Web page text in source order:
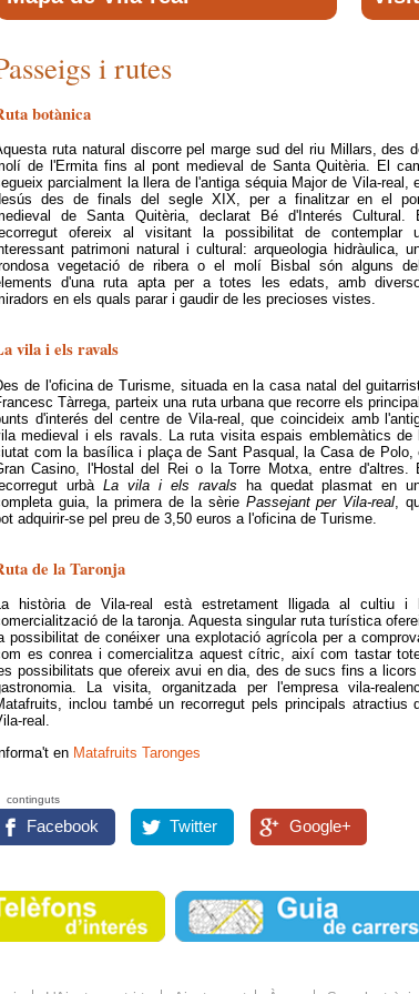
i rutes
botànica
ruta natural discorre pel marge sud del riu Millars, des
de l'Ermita fins al pont medieval de Santa Quitèria. El
parcialment la llera de l'antiga séquia Major de Vila-real,
des de finals del segle XIX, per a finalitzar en el
de Santa Quitèria, declarat Bé d'Interés Cultural.
ofereix al visitant la possibilitat de contemplar
patrimoni natural i cultural: arqueologia hidràulica,
vegetació de ribera o el molí Bisbal són alguns
d'una ruta apta per a totes les edats, amb
en els quals parar i gaudir de les precioses vistes.
vila i els ravals
de l'oficina de Turisme, situada en la casa natal del
Tàrrega, parteix una ruta urbana que recorre els
d'interés del centre de Vila-real, que coincideix amb
medieval i els ravals. La ruta visita espais emblemàtics de
com la basílica i plaça de Sant Pasqual, la Casa de Polo,
Casino, l'Hostal del Rei o la Torre Motxa, entre d'altres.
urbà La vila i els ravals ha quedat plasmat en
guia, la primera de la sèrie Passejant per Vila-real ,
adquirir-se pel preu de 3,50 euros a l'oficina de Turisme.
de la Taronja
història de Vila-real està estretament lligada al cultiu i
de la taronja. Aquesta singular ruta turística
possibilitat de conéixer una explotació agrícola per a
es conrea i comercialitza aquest cítric, així com tastar
possibilitats que ofereix avui en dia, des de sucs fins a
La visita, organitzada per l'empresa vila-
inclou també un recorregut pels principals atractius
real.
en Matafruits Taronges
continguts
Facebook Twitter Google+